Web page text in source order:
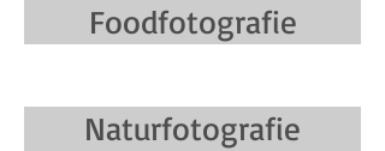
Foodfotografie
Naturfotografie